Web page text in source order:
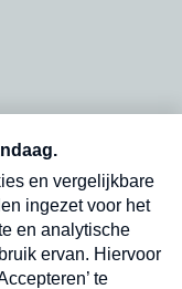
in
Verzend